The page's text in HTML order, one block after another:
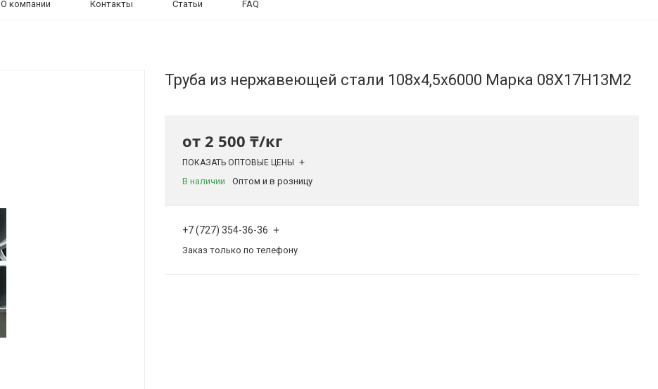
О компании Контакты Статьи FAQ
Труба из нержавеющей стали 108х4,5х6000 Марка 08Х17Н13М2
от 2 500 ₸/кг
ПОКАЗАТЬ ОПТОВЫЕ ЦЕНЫ
В наличии Оптом и в розницу
+7 (727) 354-36-36
Заказ только по телефону